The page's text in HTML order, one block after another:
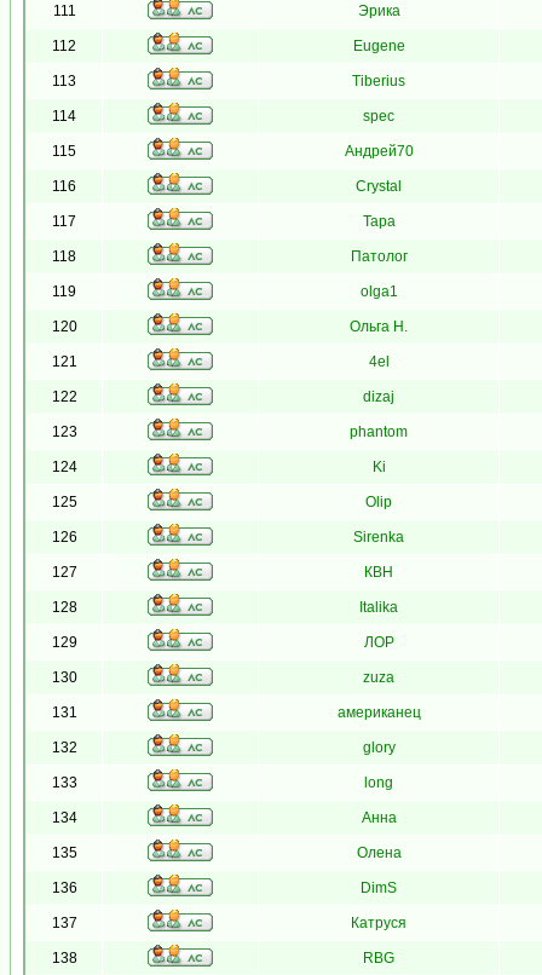
111 Эрика
112 Eugene
113 Tiberius
114 spec
115 Андрей70
116 Crystal
117 Тара
118 Патолог
119 olga1
120 Ольга Н.
121 4el
122 dizaj
123 phantom
124 Ki
125 Olip
126 Sirenka
127 КВН
128 Italika
129 ЛОР
130 zuza
131 американец
132 glory
133 long
134 Анна
135 Олена
136 DimS
137 Катруся
138 RBG